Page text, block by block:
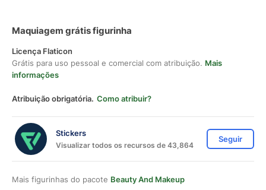
Maquiagem grátis figurinha
Licença Flaticon
Grátis para uso pessoal e comercial com atribuição. Mais
informações
Atribuição obrigatória. Como atribuir?
Stickers
Visualizar todos os recursos de 43,864
Seguir
Mais figurinhas do pacote Beauty And Makeup